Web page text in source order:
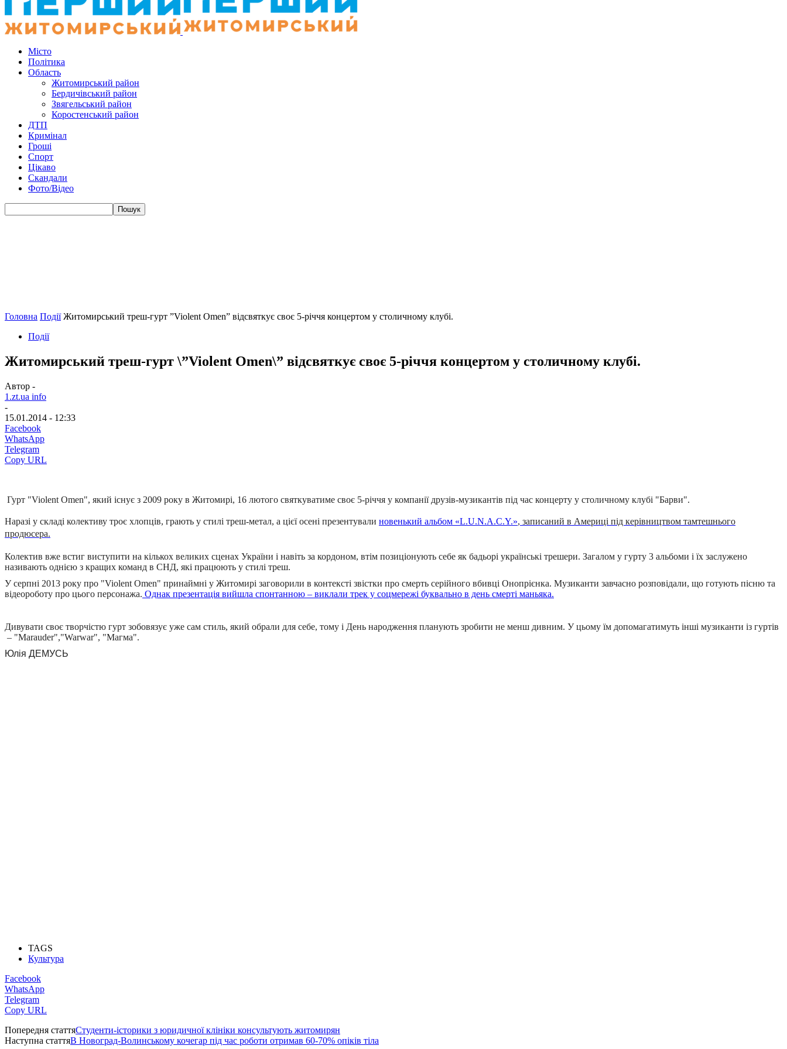
Місто
Політика
Область
Житомирський район
Бердичівський район
Звягельський район
Коростенський район
ДТП
Кримінал
Гроші
Спорт
Цікаво
Скандали
Фото/Відео
Головна Події Житомирський треш-гурт ”Violent Omen” відсвяткує своє 5-річчя концертом у столичному клубі.
Події
Житомирський треш-гурт \”Violent Omen\” відсвяткує своє 5-річчя концертом у столичному клубі.
Автор -
1.zt.ua info
-
15.01.2014 - 12:33
Facebook
WhatsApp
Telegram
Copy URL
Гурт "Violent Omen", який існує з 2009 року в Житомирі, 16 лютого святкуватиме своє 5-річчя у компанії друзів-музикантів під час концерту у столичному клубі "Барви".
Наразі у складі колективу троє хлопців, грають у стилі треш-метал, а цієї осені презентували новенький альбом «L.U.N.A.C.Y.», записаний в Америці під керівництвом тамтешнього
продюсера.
Колектив вже встиг виступити на кількох великих сценах України і навіть за кордоном, втім позиціонують себе як бадьорі українські трешери. Загалом у гурту 3 альбоми і їх заслужено
називають однією з кращих команд в СНД, які працюють у стилі треш.
У серпні 2013 року про "Violent Omen" принаймні у Житомирі заговорили в контексті звістки про смерть серійного вбивці Онопрієнка. Музиканти завчасно розповідали, що готують пісню та
відеороботу про цього персонажа. Однак презентація вийшла спонтанною – виклали трек у соцмережі буквально в день смерті маньяка.
Дивувати своє творчістю гурт зобовязує уже сам стиль, який обрали для себе, тому і День народження планують зробити не менш дивним. У цьому їм допомагатимуть інші музиканти із гуртів
– "Marauder","Warwar", "Магма".
Юлія ДЕМУСЬ
TAGS
Культура
Facebook
WhatsApp
Telegram
Copy URL
Попередня статтяСтуденти-історики з юридичної клініки консультують житомирян
Наступна статтяВ Новоград-Волинському кочегар під час роботи отримав 60-70% опіків тіла